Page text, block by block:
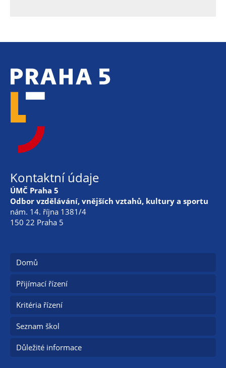
Kontaktní údaje
ÚMČ Praha 5
Odbor vzdělávání, vnějších vztahů, kultury a sportu
nám. 14. října 1381/4
150 22 Praha 5
Domů
Přijímací řízení
Kritéria řízení
Seznam škol
Důležité informace